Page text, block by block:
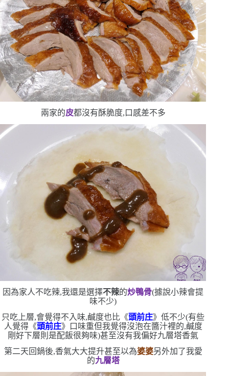
兩家的皮都沒有酥脆度,口感差不多
因為家人不吃辣,我還是選擇不辣的炒鴨骨(據說小辣會提
味不少)
只吃上層,會覺得不入味,鹹度也比《頭前庄》低不少(有些
人覺得《頭前庄》口味重但我覺得沒泡在醬汁裡的,鹹度
剛好下層則是配飯很夠味)甚至沒有我偏好九層塔香氣
第二天回鍋後,香氣大大提升甚至以為婆婆另外加了我愛
的九層塔